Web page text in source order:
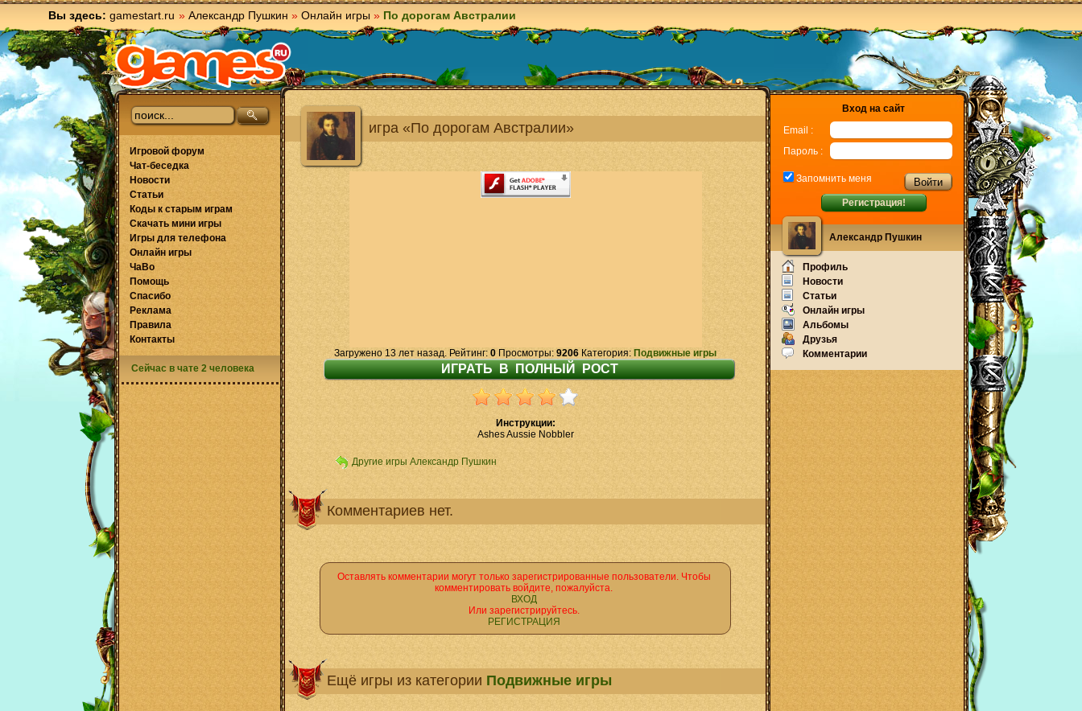
Вы здесь: gamestart.ru » Александр Пушкин » Онлайн игры » По дорогам Австралии
игра «По дорогам Австралии»
Загружено 13 лет назад. Рейтинг: 0 Просмотры: 9206 Категория: Подвижные игры
Инструкции:
Ashes Aussie Nobbler
Другие игры Александр Пушкин
Комментариев нет.
Оставлять комментарии могут только зарегистрированные пользователи. Чтобы
комментировать войдите, пожалуйста.
ВХОД
Или зарегистрируйтесь.
РЕГИСТРАЦИЯ
Ещё игры из категории Подвижные игры
Игровой форум
Чат-беседка
Новости
Статьи
Коды к старым играм
Скачать мини игры
Игры для телефона
Онлайн игры
ЧаВо
Помощь
Спасибо
Реклама
Правила
Контакты
Сейчас в чате 2 человека
Вход на сайт
Email :
Пароль :
Запомнить меня
Регистрация!
Александр Пушкин
Профиль
Новости
Статьи
Онлайн игры
Альбомы
Друзья
Комментарии